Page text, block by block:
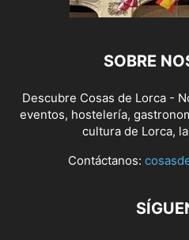
SOBRE
Descubre Cosas de Lorca -
eventos, hostelería,
cultura de Lorca,
Contáctanos: